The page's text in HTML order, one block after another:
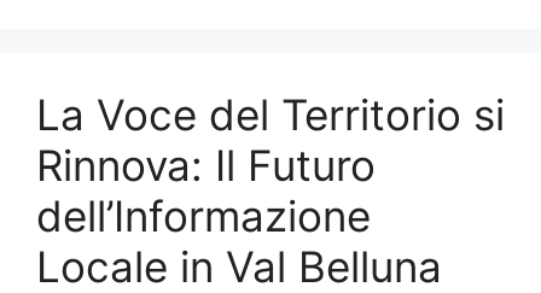
La Voce del Territorio si
Rinnova: Il Futuro
dell’Informazione
Locale in Val Belluna